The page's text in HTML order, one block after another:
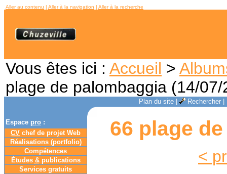
Aller au contenu | Aller à la navigation | Aller à la recherche
Vous êtes ici : Accueil >
plage de palombaggia (14/07/
Plan du site| Rechercher|
Espace pro :
CV chef de projet Web
Réalisations (portfolio)
Compétences
Études &publications
Services gratuits
66 plage
<